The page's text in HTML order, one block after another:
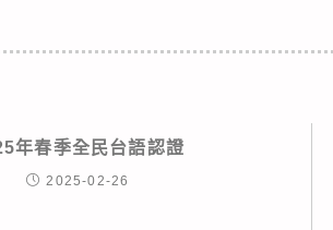
年春季全民台語認證
2025-02-26